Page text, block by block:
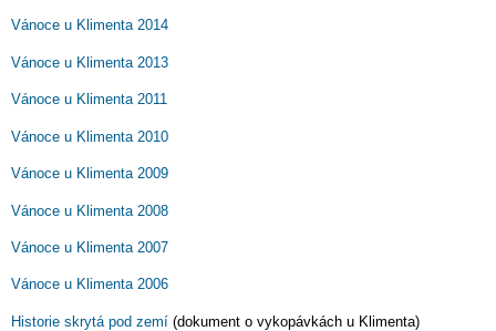
Vánoce u Klimenta 2014
Vánoce u Klimenta 2013
Vánoce u Klimenta 2011
Vánoce u Klimenta 2010
Vánoce u Klimenta 2009
Vánoce u Klimenta 2008
Vánoce u Klimenta 2007
Vánoce u Klimenta 2006
Historie skrytá pod zemí (dokument o vykopávkách u Klimenta)